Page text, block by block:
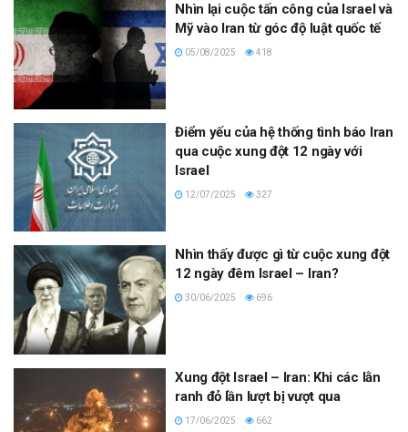
Nhìn lại cuộc tấn công của Israel và
Mỹ vào Iran từ góc độ luật quốc tế
05/08/2025 418
Điểm yếu của hệ thống tình báo Iran
qua cuộc xung đột 12 ngày với
Israel
12/07/2025 327
Nhìn thấy được gì từ cuộc xung đột
12 ngày đêm Israel – Iran?
30/06/2025 696
Xung đột Israel – Iran: Khi các lằn
ranh đỏ lần lượt bị vượt qua
17/06/2025 662